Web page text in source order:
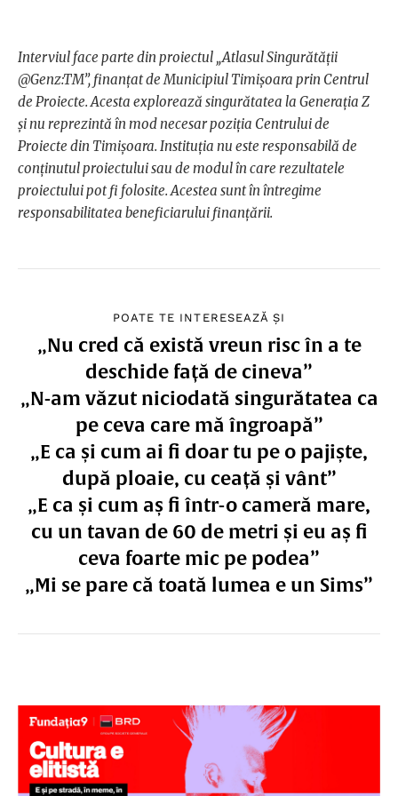
Interviul face parte din proiectul „Atlasul Singurătății
@Genz:TM”, finanțat de Municipiul Timișoara prin Centrul
de Proiecte. Acesta explorează singurătatea la Generația Z
şi nu reprezintă în mod necesar poziția Centrului de
Proiecte din Timișoara. Instituția nu este responsabilă de
conținutul proiectului sau de modul în care rezultatele
proiectului pot fi folosite. Acestea sunt în întregime
responsabilitatea beneficiarului finanțării.
POATE TE INTERESEAZĂ ȘI
„Nu cred că există vreun risc în a te
deschide față de cineva”
„N-am văzut niciodată singurătatea ca
pe ceva care mă îngroapă”
„E ca și cum ai fi doar tu pe o pajiște,
după ploaie, cu ceață și vânt”
„E ca și cum aș fi într-o cameră mare,
cu un tavan de 60 de metri și eu aș fi
ceva foarte mic pe podea”
„Mi se pare că toată lumea e un Sims”